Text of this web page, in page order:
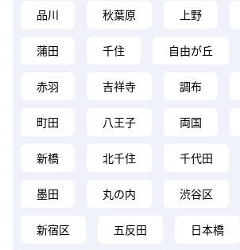
品川 秋葉原 上野
蒲田 千住 自由が丘
赤羽 吉祥寺 調布
町田 八王子 両国
新橋 北千住 千代田
墨田 丸の内 渋谷区
新宿区 五反田 日本橋